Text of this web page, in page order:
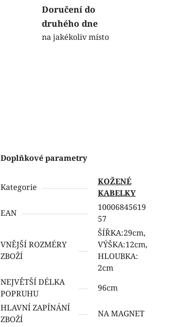
Doručení do
druhého dne
na jakékoliv místo
Doplňkové parametry
Kategorie
KOŽENÉ
KABELKY
EAN
10006845619
57
VNĚJŠÍ ROZMÉRY
ZBOŽÍ
ŠÍŘKA:29cm,
VÝŠKA:12cm,
HLOUBKA:
2cm
NEJVĚTŠÍ DÉLKA
POPRUHU
96cm
HLAVNÍ ZAPÍNÁNÍ
ZBOŽÍ
NA MAGNET